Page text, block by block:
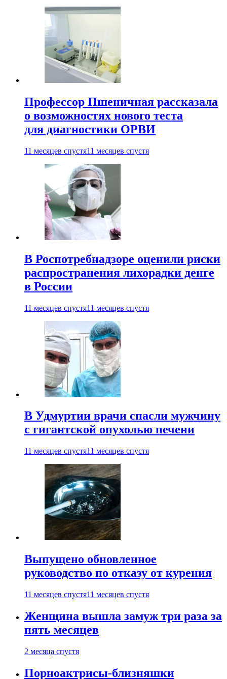
Профессор Пшеничная рассказала
о возможностях нового теста
для диагностики ОРВИ
11 месяцев спустя11 месяцев спустя
В Роспотребнадзоре оценили риски
распространения лихорадки денге
в России
11 месяцев спустя11 месяцев спустя
В Удмуртии врачи спасли мужчину
с гигантской опухолью печени
11 месяцев спустя11 месяцев спустя
Выпущено обновленное
руководство по отказу от курения
11 месяцев спустя11 месяцев спустя
Женщина вышла замуж три раза за
пять месяцев
2 месяца спустя
Порноактрисы-близняшки